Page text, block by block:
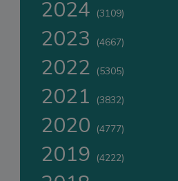
2024 (3109)
2023 (4667)
2022 (5305)
2021 (3832)
2020 (4777)
2019 (4222)